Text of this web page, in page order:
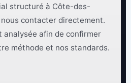
structuré à Côte-des-
contacter directement.
analysée afin de confirmer
méthode et nos standards.